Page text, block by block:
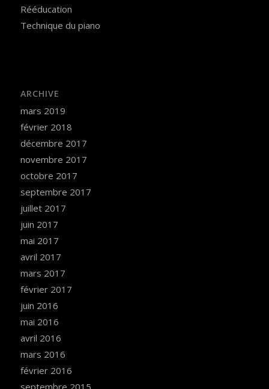
Rééducation
Technique du piano
ARCHIVE
mars 2019
février 2018
décembre 2017
novembre 2017
octobre 2017
septembre 2017
juillet 2017
juin 2017
mai 2017
avril 2017
mars 2017
février 2017
juin 2016
mai 2016
avril 2016
mars 2016
février 2016